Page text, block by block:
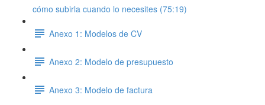
cómo subirla cuando lo necesites (75:19)
Anexo 1: Modelos de CV
Anexo 2: Modelo de presupuesto
Anexo 3: Modelo de factura